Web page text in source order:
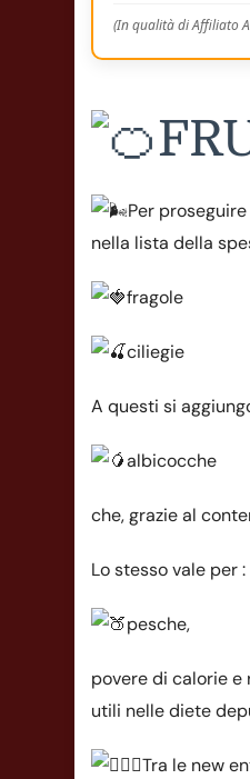
(In qualità di Affiliato
Per
nella lista della
fragole
ciliegie
A questi si
albicocche
che, grazie al
Lo stesso vale per :
pesche,
povere di calorie
utili nelle diete
Tra le new